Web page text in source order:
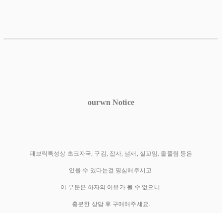
ourwn Notice
패브릭특성상 초크자국, 구김, 잡사, 냄새, 실꼬임, 올풀림 등은
있을 수 있다는걸 명심해주시고
이 부분은 하자의 이유가 될 수 없으니
충분한 상담 후 구매해주세요.